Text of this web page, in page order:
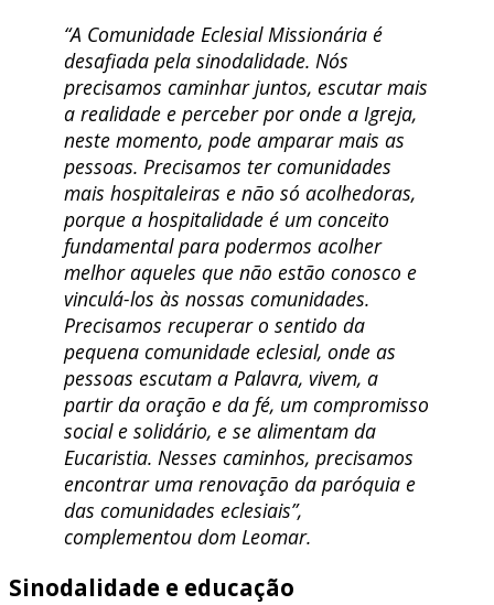
“A Comunidade Eclesial Missionária é
desafiada pela sinodalidade. Nós
precisamos caminhar juntos, escutar mais
a realidade e perceber por onde a Igreja,
neste momento, pode amparar mais as
pessoas. Precisamos ter comunidades
mais hospitaleiras e não só acolhedoras,
porque a hospitalidade é um conceito
fundamental para podermos acolher
melhor aqueles que não estão conosco e
vinculá-los às nossas comunidades.
Precisamos recuperar o sentido da
pequena comunidade eclesial, onde as
pessoas escutam a Palavra, vivem, a
partir da oração e da fé, um compromisso
social e solidário, e se alimentam da
Eucaristia. Nesses caminhos, precisamos
encontrar uma renovação da paróquia e
das comunidades eclesiais”,
complementou dom Leomar.
Sinodalidade e educação